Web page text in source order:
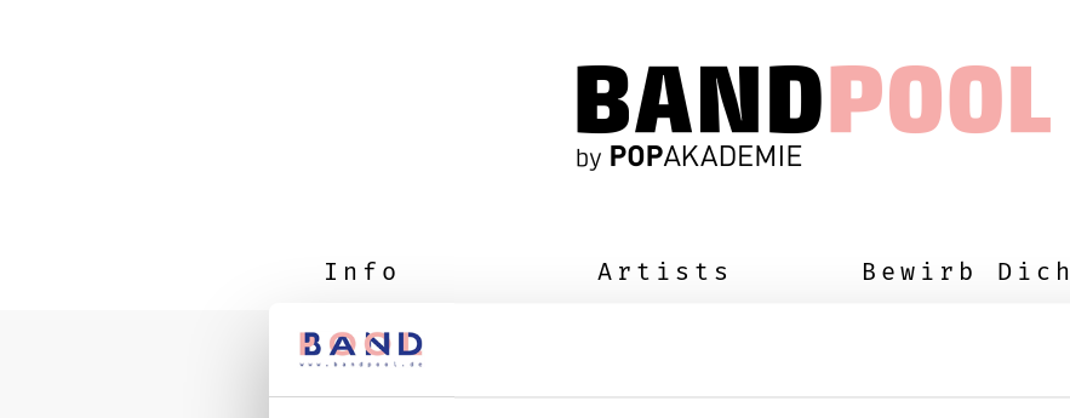
Info Artists Bewirb Dich